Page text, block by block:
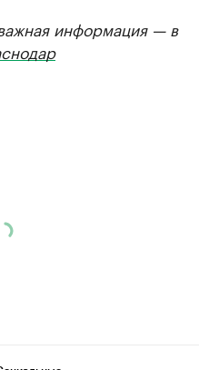
информация — в